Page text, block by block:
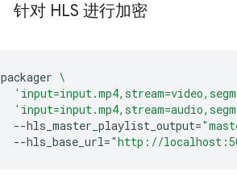
针对 HLS 进行加密
packager \
--hls_master_playlist_output=
--hls_base_url="http://